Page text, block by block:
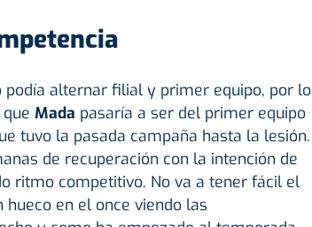
podía alternar filial y primer equipo, por lo
Mada pasaría a ser del primer equipo
tuvo la pasada campaña hasta la lesión.
de recuperación con la intención de
ritmo competitivo. No va a tener fácil el
hueco en el once viendo las